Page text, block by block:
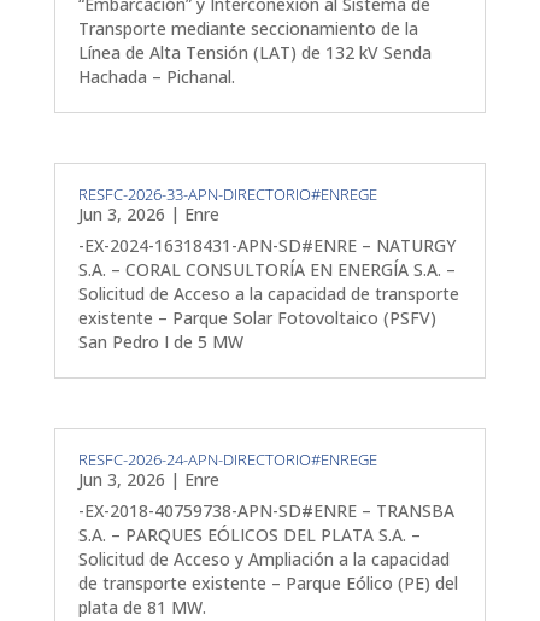
Transporte mediante seccionamiento de la
Línea de Alta Tensión (LAT) de 132 kV Senda
Hachada – Pichanal.
RESFC-2026-33-APN-DIRECTORIO#ENREGE
Jun 3, 2026 | Enre
-EX-2024-16318431-APN-SD#ENRE – NATURGY
S.A. – CORAL CONSULTORÍA EN ENERGÍA S.A. –
Solicitud de Acceso a la capacidad de transporte
existente – Parque Solar Fotovoltaico (PSFV)
San Pedro I de 5 MW
RESFC-2026-24-APN-DIRECTORIO#ENREGE
Jun 3, 2026 | Enre
-EX-2018-40759738-APN-SD#ENRE – TRANSBA
S.A. – PARQUES EÓLICOS DEL PLATA S.A. –
Solicitud de Acceso y Ampliación a la capacidad
de transporte existente – Parque Eólico (PE) del
plata de 81 MW.